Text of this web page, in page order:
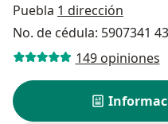
Puebla 1 dirección
No. de cédula: 5907341
149 opiniones